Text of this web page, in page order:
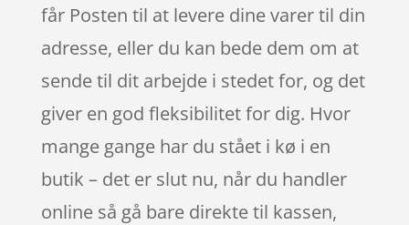
får Posten til at levere dine varer til din
adresse, eller du kan bede dem om at
sende til dit arbejde i stedet for, og det
giver en god fleksibilitet for dig. Hvor
mange gange har du stået i kø i en
butik – det er slut nu, når du handler
online så gå bare direkte til kassen,